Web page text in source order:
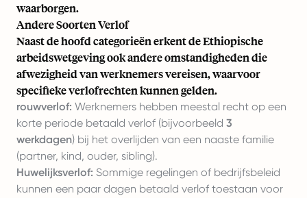
waarborgen.
Andere Soorten Verlof
Naast de hoofd categorieën erkent de Ethiopische
arbeidswetgeving ook andere omstandigheden die
afwezigheid van werknemers vereisen, waarvoor
specifieke verlofrechten kunnen gelden.
rouwverlof: Werknemers hebben meestal recht op een
korte periode betaald verlof (bijvoorbeeld 3
werkdagen) bij het overlijden van een naaste familie
(partner, kind, ouder, sibling).
Huwelijksverlof: Sommige regelingen of bedrijfsbeleid
kunnen een paar dagen betaald verlof toestaan voor